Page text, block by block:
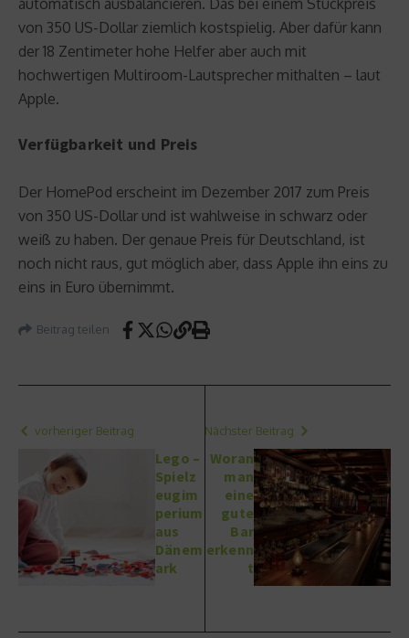
von 350 US-Dollar ziemlich kostspielig. Aber dafür kann
der 18 Zentimeter hohe Helfer aber auch mit
hochwertigen Multiroom-Lautsprecher mithalten – laut
Apple.
Verfügbarkeit und Preis
Der HomePod erscheint im Dezember 2017 zum Preis
von 350 US-Dollar und ist wahlweise in schwarz oder
weiß zu haben. Der genaue Preis für Deutschland, ist
noch nicht raus, gut möglich aber, dass Apple ihn eins zu
eins in Euro übernimmt.
Beitrag teilen
vorheriger Beitrag
Lego –
Spielz
eugim
perium
aus
Dänem
ark
Nächster Beitrag
Woran
man
eine
gute
Bar
erkenn
t